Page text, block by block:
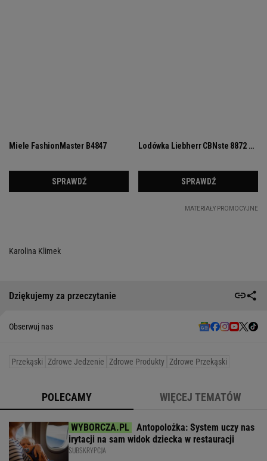
Karolina Klimek
Dziękujemy za przeczytanie
Obserwuj nas
Przekąski Zdrowe Jedzenie Zdrowe Produkty Zdrowe Przekąski
POLECAMY WIĘCEJ TEMATÓW
Antopolożka: System uczy nas
irytacji na sam widok dziecka w restauracji
SUBSKRYPCJA